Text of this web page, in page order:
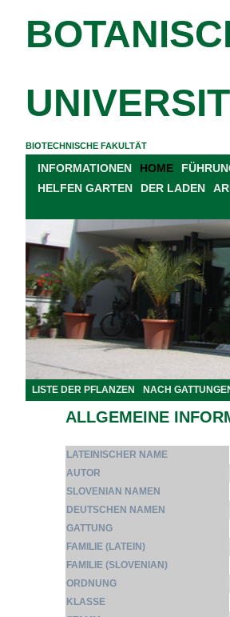
BIOTECHNISCHE FAKULTÄT
INFORMATIONEN HOME
HELFEN GARTEN
DER LADEN
LISTE DER PFLANZEN NACH
ALLGEMEINE
LATEINISCHER NAME
AUTOR
SLOVENIAN NAMEN
DEUTSCHEN NAMEN
GATTUNG
FAMILIE (LATEIN)
FAMILIE (SLOVENIAN)
ORDNUNG
KLASSE